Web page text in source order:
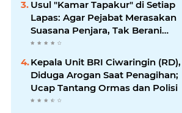
Oknum
Usul "Kamar Tapakur" di Setiap
Lapas: Agar Pejabat Merasakan
Suasana Penjara, Tak Berani
Korupsi dan Menyalahgunakan
Amanah
Kepala Unit BRI Ciwaringin (RD),
Diduga Arogan Saat Penagihan;
Ucap Tantang Ormas dan Polisi